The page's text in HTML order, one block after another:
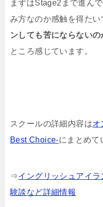
まずはStage2まで進ん
み方なのか感触を得たい
ンしても苦にならない
ところ感じています。
スクールの詳細内容はオ
Best Choice-にまとめて
⇒イングリッシュアイ
験談など詳細情報